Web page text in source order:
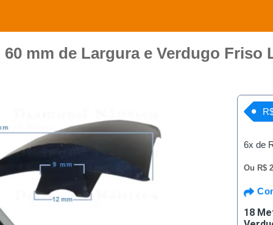
mm de Largura e Verdugo Friso
6x de
Ou R$
18